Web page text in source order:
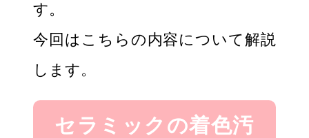
す。
今回はこちらの内容について解説
します。
セラミックの着色汚